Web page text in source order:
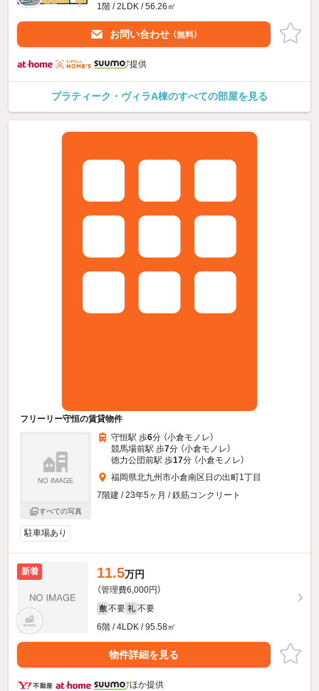
1階 / 2LDK / 56.26㎡
お問い合わせ （無料）
提供
プラティーク・ヴィラA棟のすべての部屋を見る
フリーリー守恒の賃貸物件
すべての写真
守恒駅 歩6分 （小倉モノレ）
競馬場前駅 歩7分 （小倉モノレ）
徳力公団前駅 歩17分 （小倉モノレ）
福岡県北九州市小倉南区日の出町1丁目
7階建 / 23年5ヶ月 / 鉄筋コンクリート
駐車場あり
新着 11.5万円
（管理費6,000円）
敷 不要 礼 不要
6階 / 4LDK / 95.58㎡
物件詳細を見る
ほか提供